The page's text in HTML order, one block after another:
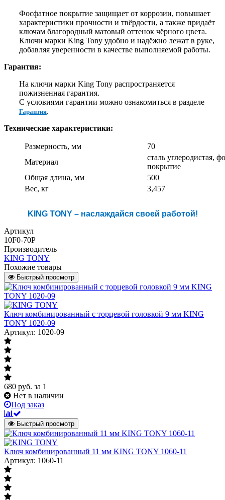
Фосфатное покрытие защищает от коррозии, повышает
характеристики прочности и твёрдости, а также придаёт
ключам благородный матовый оттенок чёрного цвета.
Ключи марки King Tony удобно и надёжно лежат в руке,
добавляя уверенности в качестве выполняемой работы.
Гарантия:
На ключи марки King Tony распространяется
пожизненная гарантия.
С условиями гарантии можно ознакомиться в разделе
Гарантия.
Технические характеристики:
Размерность, мм
70
Материал
сталь углеродистая,
покрытие
Общая длина, мм
500
Вес, кг
3,457
KING TONY – наслаждайся своей работой!
Артикул
10F0-70P
Производитель
KING TONY
Похожие товары
Быстрый просмотр
Ключ комбинированный с торцевой головкой 9 мм KING
TONY 1020-09
Артикул: 1020-09
680 руб. за 1
Нет в наличии
Под заказ
Быстрый просмотр
Ключ комбинированный 11 мм KING TONY 1060-11
Артикул: 1060-11